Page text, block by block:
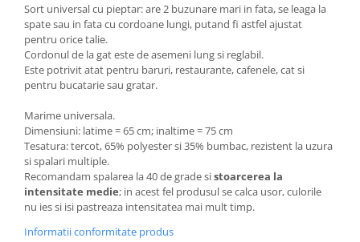
Sort universal cu pieptar: are 2 buzunare mari in fata, se leaga la
spate sau in fata cu cordoane lungi, putand fi astfel ajustat
pentru orice talie.
Cordonul de la gat este de asemeni lung si reglabil.
Este potrivit atat pentru baruri, restaurante, cafenele, cat si
pentru bucatarie sau gratar.
Marime universala.
Dimensiuni: latime = 65 cm; inaltime = 75 cm
Tesatura: tercot, 65% polyester si 35% bumbac, rezistent la uzura
si spalari multiple.
Recomandam spalarea la 40 de grade sistoarcerea la
intensitate medie; in acest fel produsul se calca usor, culorile
nu ies si isi pastreaza intensitatea mai mult timp.
Informatii conformitate produs